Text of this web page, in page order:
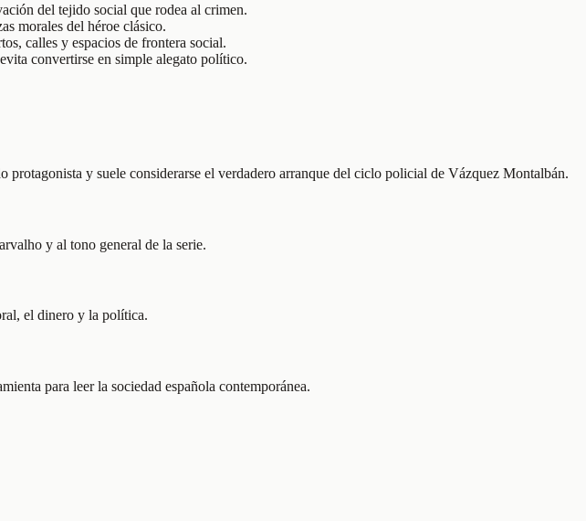
del tejido social que rodea al crimen.
morales del héroe clásico.
calles y espacios de frontera social.
convertirse en simple alegato político.
y suele considerarse el verdadero arranque del ciclo policial de Vázquez Montalbán.
y al tono general de la serie.
el dinero y la política.
para leer la sociedad española contemporánea.